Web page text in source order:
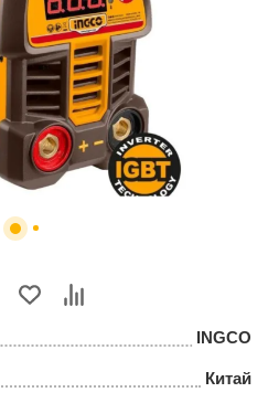
INGCO
Китай